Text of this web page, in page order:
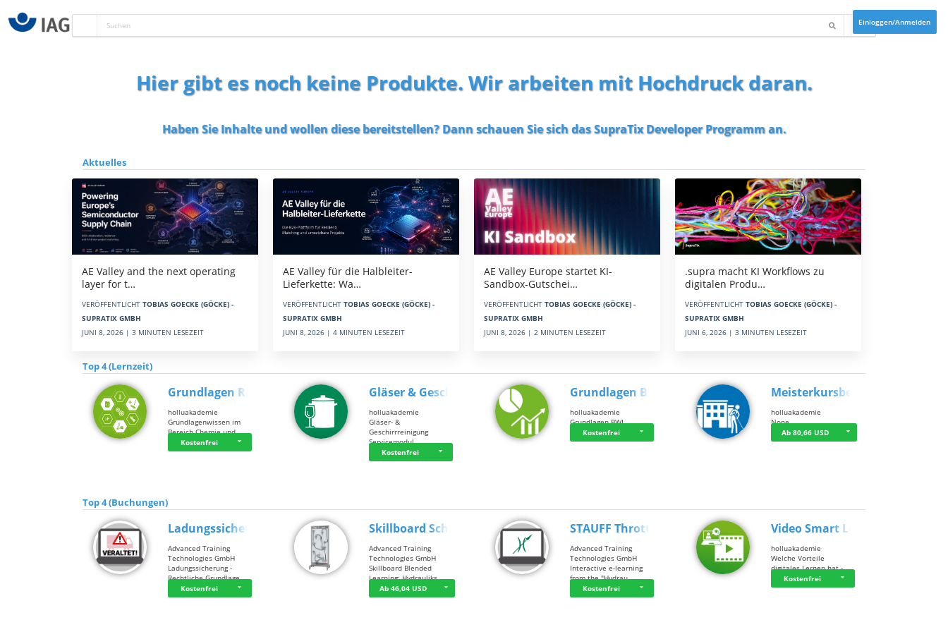
Einloggen/Anmelden
Hier gibt es noch keine Produkte. Wir arbeiten mit Hochdruck daran.
Haben Sie Inhalte und wollen diese bereitstellen? Dann schauen Sie sich dasSupraTix Developer Programman.
Aktuelles
AE Valley and the next operating
layer for t…
VERÖFFENTLICHT TOBIAS GOECKE (GÖCKE) -
SUPRATIX GMBH
JUNI 8, 2026 | 3 MINUTEN LESEZEIT
AE Valley für die Halbleiter-
Lieferkette: Wa…
VERÖFFENTLICHT TOBIAS GOECKE (GÖCKE) -
SUPRATIX GMBH
JUNI 8, 2026 | 4 MINUTEN LESEZEIT
AE Valley Europe startet KI-
Sandbox-Gutschei…
VERÖFFENTLICHT TOBIAS GOECKE (GÖCKE) -
SUPRATIX GMBH
JUNI 8, 2026 | 2 MINUTEN LESEZEIT
.supra macht KI Workflows zu
digitalen Produ…
VERÖFFENTLICHT TOBIAS GOECKE (GÖCKE) -
SUPRATIX GMBH
JUNI 6, 2026 | 3 MINUTEN LESEZEIT
Top 4 (Lernzeit)
Grundlagen Rein…
holluakademie
Grundlagenwissen im
Bereich Chemie und …
Kostenfrei
Gläser & Geschi…
holluakademie
Gläser- &
Geschirrreinigung
Servicemodul
Kostenfrei
Grundlagen BWL
holluakademie
Grundlagen BWL
Kostenfrei
Meisterkursbegl…
holluakademie
None
Ab 80,66 USD
Top 4 (Buchungen)
Ladungssicherung
Advanced Training
Technologies GmbH
Ladungssicherung -
Rechtliche Grundlage…
Kostenfrei
Skillboard Schl…
Advanced Training
Technologies GmbH
Skillboard Blended
Learning: Hydrauliks…
Ab 46,04 USD
STAUFF Throttle…
Advanced Training
Technologies GmbH
Interactive e-learning
from the "Hydrau…
Kostenfrei
Video Smart Lea…
holluakademie
Welche Vorteile
digitales Lernen hat - …
Kostenfrei